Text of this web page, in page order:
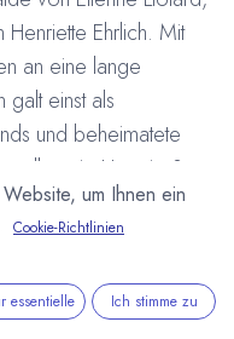
Ehrlich. Mit
an eine lange
einst als
und beheimatete
wie Hartwig &
Zulieferbetriebe wie
1877 wurde dort
unter:
um Ihnen ein
Cookie-Richtlinien
essentielle Ich stimme zu